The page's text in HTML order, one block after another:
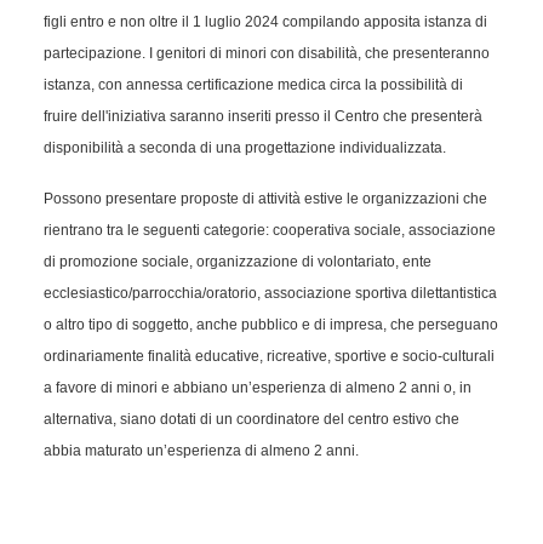
figli entro e non oltre il 1 luglio 2024 compilando apposita istanza di
partecipazione. I genitori di minori con disabilità, che presenteranno
istanza, con annessa certificazione medica circa la possibilità di
fruire dell'iniziativa saranno inseriti presso il Centro che presenterà
disponibilità a seconda di una progettazione individualizzata.
Possono presentare proposte di attività estive le organizzazioni che
rientrano tra le seguenti categorie: cooperativa sociale, associazione
di promozione sociale, organizzazione di volontariato, ente
ecclesiastico/parrocchia/oratorio, associazione sportiva dilettantistica
o altro tipo di soggetto, anche pubblico e di impresa, che perseguano
ordinariamente finalità educative, ricreative, sportive e socio-culturali
a favore di minori e abbiano un’esperienza di almeno 2 anni o, in
alternativa, siano dotati di un coordinatore del centro estivo che
abbia maturato un’esperienza di almeno 2 anni.